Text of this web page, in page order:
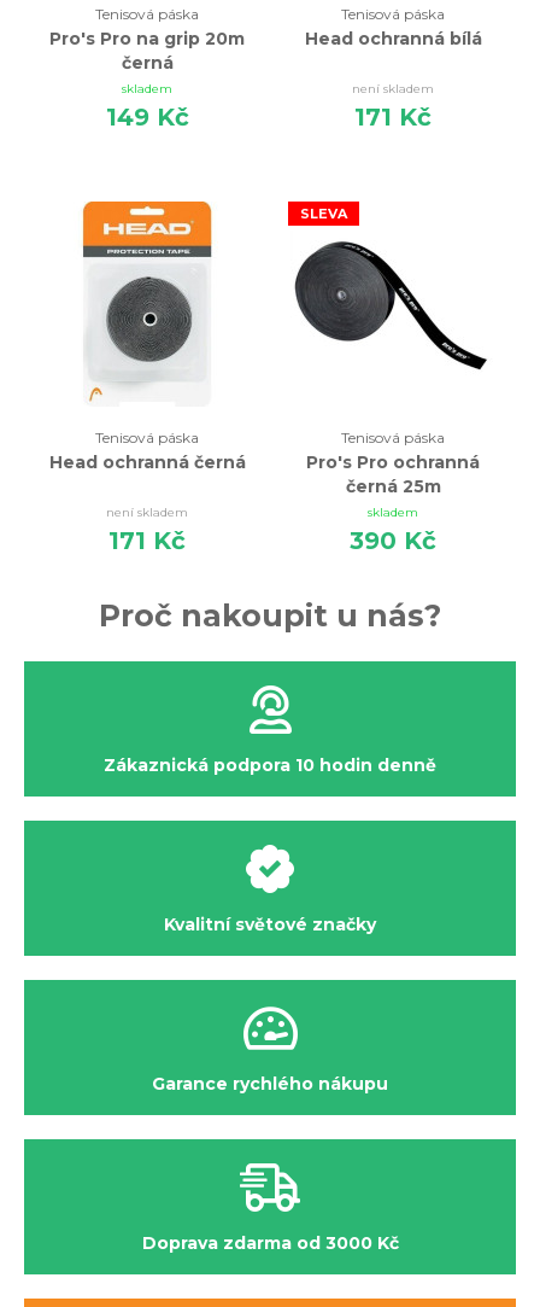
Tenisová páska
Pro's Pro na grip 20m
černá
skladem
149 Kč
Tenisová páska
Head ochranná bílá
není skladem
171 Kč
Tenisová páska
Head ochranná černá
není skladem
171 Kč
SLEVA
Tenisová páska
Pro's Pro ochranná
černá 25m
skladem
390 Kč
Proč nakoupit u nás?
Zákaznická podpora 10 hodin denně
Kvalitní světové značky
Garance rychlého nákupu
Doprava zdarma od 3000 Kč